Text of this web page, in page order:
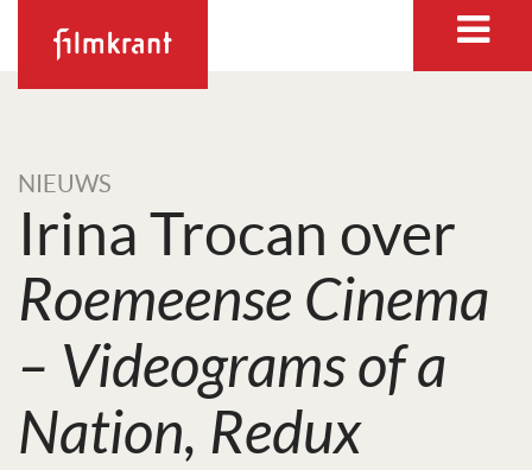
NIEUWS
Irina Trocan over
Roemeense Cinema
– Videograms of a
Nation, Redux